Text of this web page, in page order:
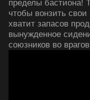
пределы бастиона!
чтобы вонзить
хватит запасов
вынужденное
союзников во